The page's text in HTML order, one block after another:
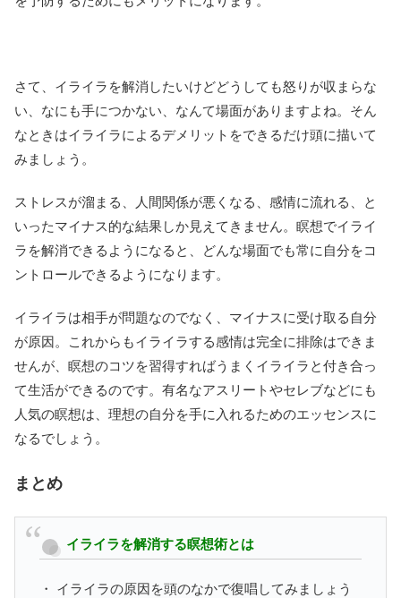
さて、イライラを解消したいけどどうしても怒りが収まらな
い、なにも手につかない、なんて場面がありますよね。そん
なときはイライラによるデメリットをできるだけ頭に描いて
みましょう。
ストレスが溜まる、人間関係が悪くなる、感情に流れる、と
いったマイナス的な結果しか見えてきません。瞑想でイライ
ラを解消できるようになると、どんな場面でも常に自分をコ
ントロールできるようになります。
イライラは相手が問題なのでなく、マイナスに受け取る自分
が原因。これからもイライラする感情は完全に排除はできま
せんが、瞑想のコツを習得すればうまくイライラと付き合っ
て生活ができるのです。有名なアスリートやセレブなどにも
人気の瞑想は、理想の自分を手に入れるためのエッセンスに
なるでしょう。
まとめ
イライラを解消する瞑想術とは
・ イライラの原因を頭のなかで復唱してみましょう